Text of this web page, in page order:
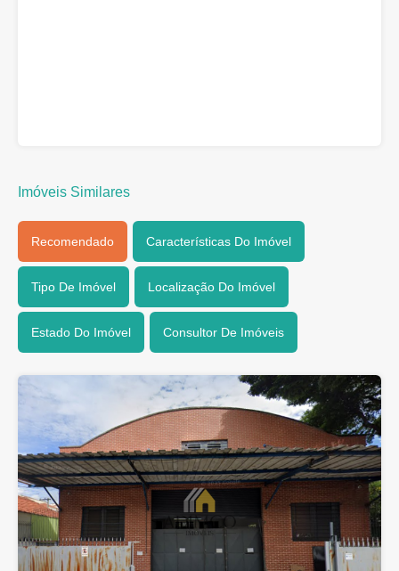
Imóveis Similares
Recomendado Características Do Imóvel
Tipo De Imóvel Localização Do Imóvel
Estado Do Imóvel Consultor De Imóveis